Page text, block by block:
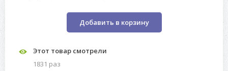
Добавить в корзину
Этот товар смотрели
1831 раз